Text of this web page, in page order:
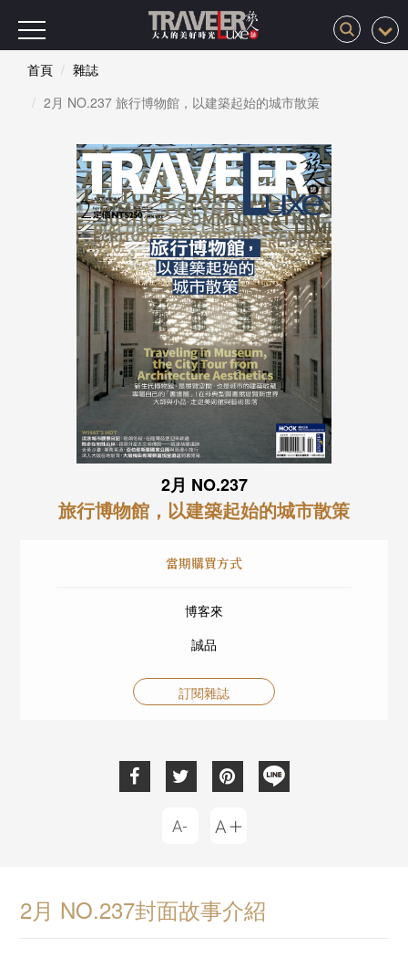
首頁
雜誌
2月 NO.237 旅行博物館，以建築起始的城市散策
2月 NO.237
旅行博物館，以建築起始的城市散策
當期購買方式
博客來
誠品
訂閱雜誌
2月 NO.237封面故事介紹